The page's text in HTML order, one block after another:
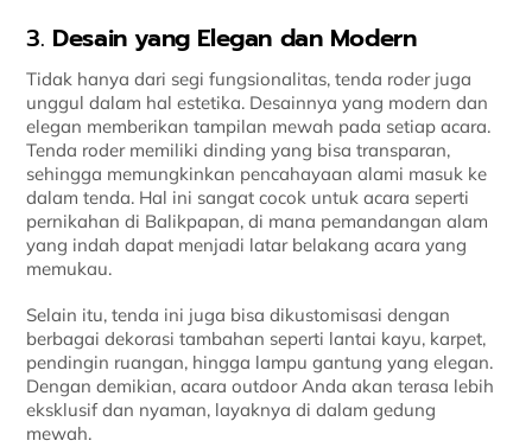
3. Desain yang Elegan dan Modern
Tidak hanya dari segi fungsionalitas, tenda roder juga
unggul dalam hal estetika. Desainnya yang modern dan
elegan memberikan tampilan mewah pada setiap acara.
Tenda roder memiliki dinding yang bisa transparan,
sehingga memungkinkan pencahayaan alami masuk ke
dalam tenda. Hal ini sangat cocok untuk acara seperti
pernikahan di Balikpapan, di mana pemandangan alam
yang indah dapat menjadi latar belakang acara yang
memukau.
Selain itu, tenda ini juga bisa dikustomisasi dengan
berbagai dekorasi tambahan seperti lantai kayu, karpet,
pendingin ruangan, hingga lampu gantung yang elegan.
Dengan demikian, acara outdoor Anda akan terasa lebih
eksklusif dan nyaman, layaknya di dalam gedung
mewah.